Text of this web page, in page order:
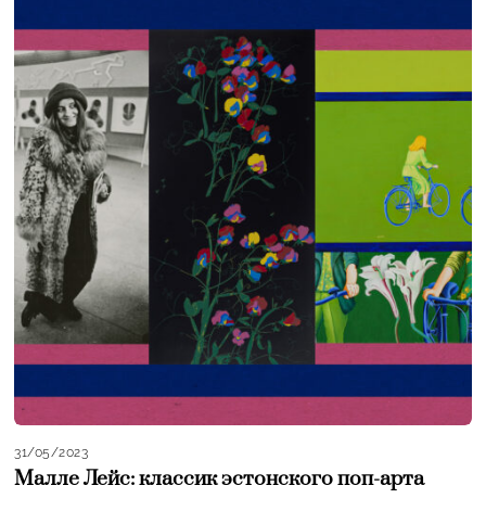
31/05/2023
Малле Лейс: классик эстонского поп-арта